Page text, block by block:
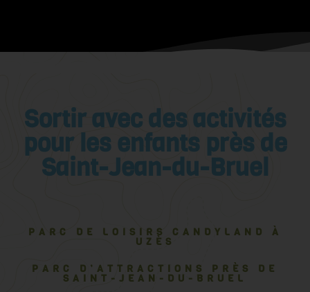
Sortir avec des activités
pour les enfants près de
Saint-Jean-du-Bruel
PARC DE LOISIRS CANDYLAND À
UZÈS
PARC D’ATTRACTIONS PRÈS DE
SAINT-JEAN-DU-BRUEL